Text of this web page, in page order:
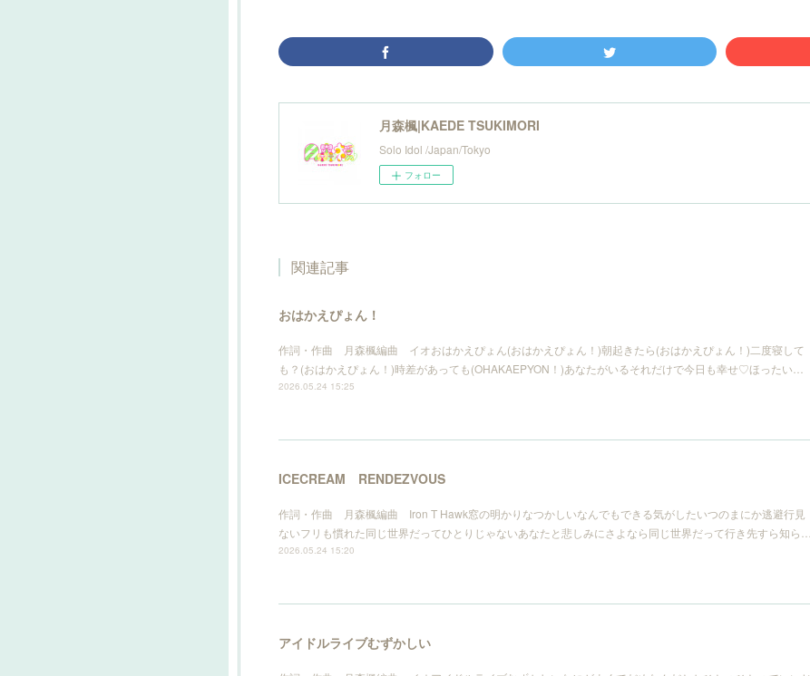
月森楓|KAEDE TSUKIMORI
Solo Idol /Japan/Tokyo
フォロー
関連記事
おはかえぴょん！
作詞・作曲 月森楓編曲 イオおはかえぴょん(おはかえぴょん！)朝起きたら(おはかえぴょん！)二度寝して
も？(おはかえぴょん！)時差があっても(OHAKAEPYON！)あなたがいるそれだけで今日も幸せ♡ほったい…
2026.05.24 15:25
ICECREAM RENDEZVOUS
作詞・作曲 月森楓編曲 Iron T Hawk窓の明かりなつかしいなんでもできる気がしたいつのまにか逃避行見
ないフリも慣れた同じ世界だってひとりじゃないあなたと悲しみにさよなら同じ世界だって行き先すら知ら…
2026.05.24 15:20
アイドルライブむずかしい